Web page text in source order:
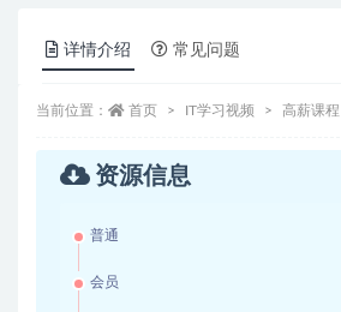
详情介绍 常见问题
当前位置： 首页 IT学习视频 高薪课程
资源信息
普通
会员